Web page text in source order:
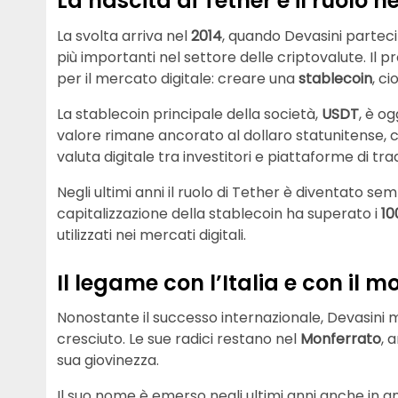
La svolta arriva nel2014, quando Devasini
più importanti nel settore delle criptovalute. Il
per il mercato digitale: creare unastablecoin,
La stablecoin principale della società, USDT, è
valore rimane ancorato al dollaro
valuta digitale tra investitori e piattaforme di
Negli ultimi anni il ruolo di Tether è diventato
capitalizzazione della stablecoin ha superato i
utilizzati nei mercati digitali.
Il legame con l’Italia e con il
Nonostante il successo internazionale,
cresciuto. Le sue radici restano nel Monferrato,
sua giovinezza.